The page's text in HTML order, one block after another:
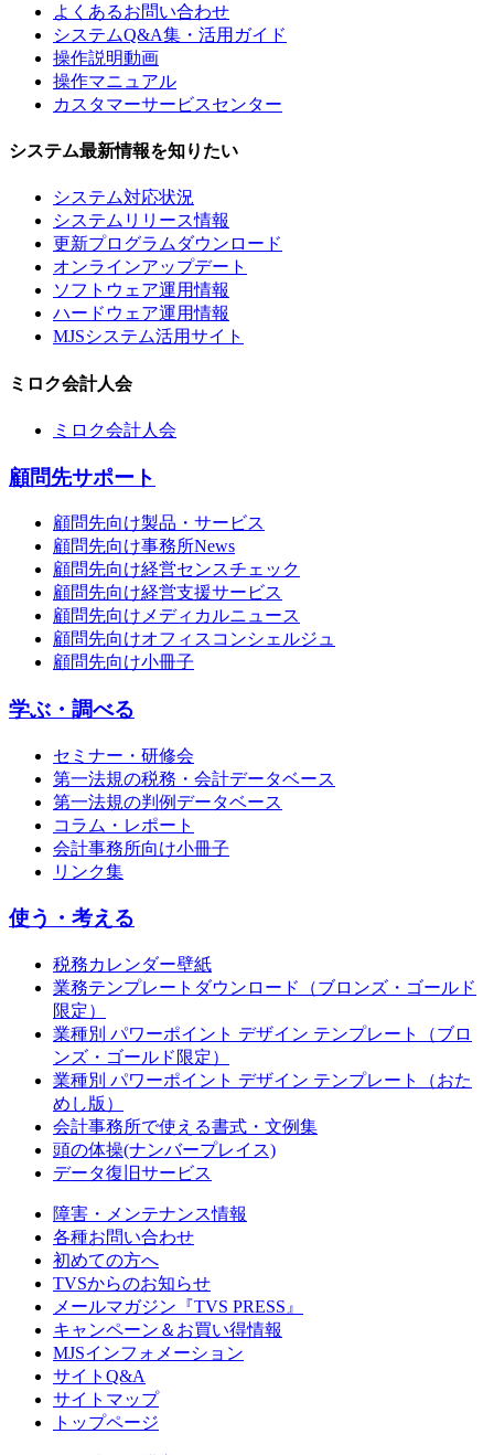
よくあるお問い合わせ
システムQ&A集・活用ガイド
操作説明動画
操作マニュアル
カスタマーサービスセンター
システム最新情報を知りたい
システム対応状況
システムリリース情報
更新プログラムダウンロード
オンラインアップデート
ソフトウェア運用情報
ハードウェア運用情報
MJSシステム活用サイト
ミロク会計人会
ミロク会計人会
顧問先サポート
顧問先向け製品・サービス
顧問先向け事務所News
顧問先向け経営センスチェック
顧問先向け経営支援サービス
顧問先向けメディカルニュース
顧問先向けオフィスコンシェルジュ
顧問先向け小冊子
学ぶ・調べる
セミナー・研修会
第一法規の税務・会計データベース
第一法規の判例データベース
コラム・レポート
会計事務所向け小冊子
リンク集
使う・考える
税務カレンダー壁紙
業務テンプレートダウンロード（ブロンズ・ゴールド
限定）
業種別 パワーポイント デザイン テンプレート（ブロ
ンズ・ゴールド限定）
業種別 パワーポイント デザイン テンプレート（おた
めし版）
会計事務所で使える書式・文例集
頭の体操(ナンバープレイス)
データ復旧サービス
障害・メンテナンス情報
各種お問い合わせ
初めての方へ
TVSからのお知らせ
メールマガジン『TVS PRESS』
キャンペーン＆お買い得情報
MJSインフォメーション
サイトQ&A
サイトマップ
トップページ